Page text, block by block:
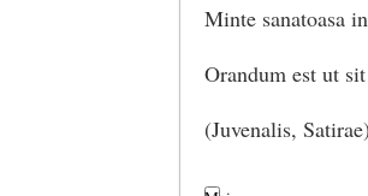
Minte sanatoasa
Orandum est ut
(Juvenalis, Satirae)